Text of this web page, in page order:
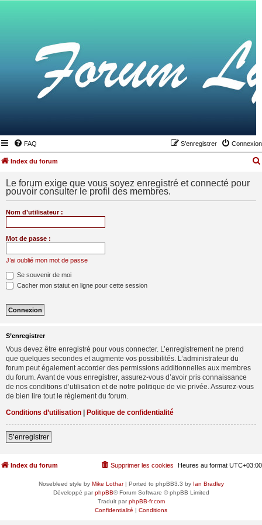
FAQ Connexion
S’enregistrer
Index du forum
Le forum exige que vous soyez enregistré et connecté pour
pouvoir consulter le profil des membres.
Nom d’utilisateur :
Mot de passe :
J’ai oublié mon mot de passe
Se souvenir de moi
Cacher mon statut en ligne pour cette session
S’enregistrer
Vous devez être enregistré pour vous connecter. L’enregistrement ne prend
que quelques secondes et augmente vos possibilités. L’administrateur du
forum peut également accorder des permissions additionnelles aux membres
du forum. Avant de vous enregistrer, assurez-vous d’avoir pris connaissance
de nos conditions d’utilisation et de notre politique de vie privée. Assurez-vous
de bien lire tout le règlement du forum.
Conditions d’utilisation | Politique de confidentialité
S’enregistrer
Index du forum Heures au format UTC+03:00
Supprimer les cookies
Nosebleed style by Mike Lothar| Ported to phpBB3.3 by Ian Bradley
Développé parphpBB® Forum Software © phpBB Limited
Traduit parphpBB-fr.com
Confidentialité | Conditions